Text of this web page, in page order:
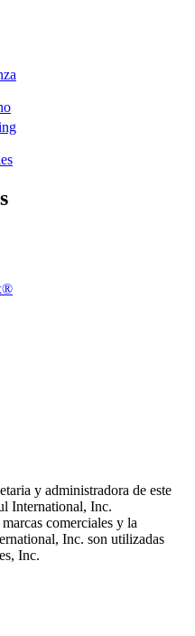
y administradora de este
International, Inc.
comerciales y la
Inc. son utilizadas
Inc.